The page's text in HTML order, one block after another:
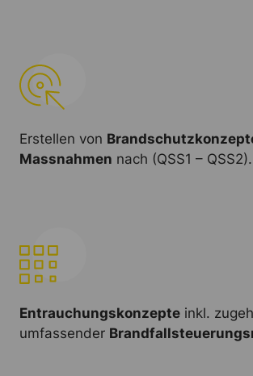
Erstellen von
Massnahmen nach (QSS1 – QSS2).
Entrauchungskonzepte inkl.
umfassender